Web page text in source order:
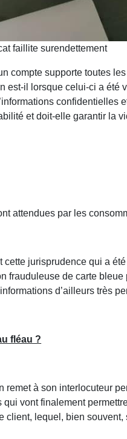
faillite surendettement
compte supporte toutes
est-il lorsque celui-ci a été
confidentielles
et doit-elle garantir la
attendues par les
cette jurisprudence qui a
frauduleuse de carte
d’ailleurs très
fléau ?
remet à son interlocuteur
vont finalement
client, lequel, bien